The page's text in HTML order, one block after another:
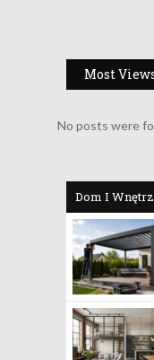
Most
No posts were
Dom I